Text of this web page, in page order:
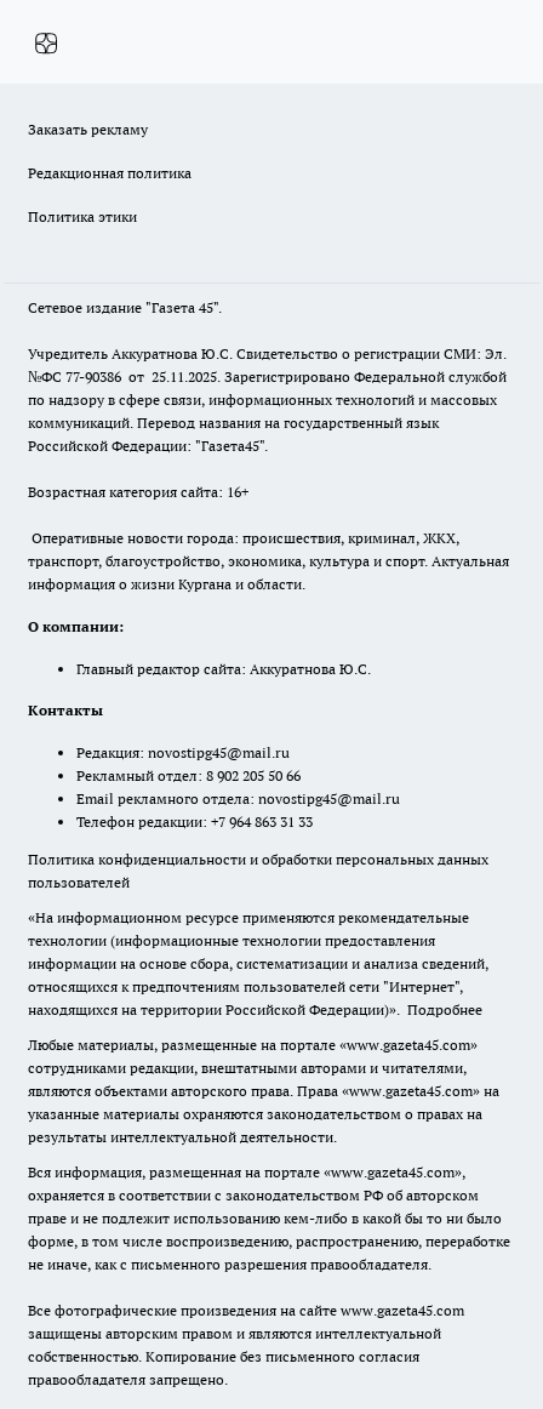
Заказать рекламу
Редакционная политика
Политика этики
Сетевое издание "Газета 45".
Учредитель Аккуратнова Ю.С. Свидетельство о регистрации СМИ: Эл.
№ФС 77-90386 от 25.11.2025. Зарегистрировано Федеральной службой
по надзору в сфере связи, информационных технологий и массовых
коммуникаций. Перевод названия на государственный язык
Российской Федерации: "Газета45".
Возрастная категория сайта: 16+
Оперативные новости города: происшествия, криминал, ЖКХ,
транспорт, благоустройство, экономика, культура и спорт. Актуальная
информация о жизни Кургана и области.
О компании:
Главный редактор сайта: Аккуратнова Ю.С.
Контакты
Редакция: novostipg45@mail.ru
Рекламный отдел: 8 902 205 50 66
Email рекламного отдела: novostipg45@mail.ru
Телефон редакции: +7 964 863 31 33
Политика конфиденциальности и обработки персональных данных
пользователей
«На информационном ресурсе применяются рекомендательные
технологии (информационные технологии предоставления
информации на основе сбора, систематизации и анализа сведений,
относящихся к предпочтениям пользователей сети "Интернет",
находящихся на территории Российской Федерации)». Подробнее
Любые материалы, размещенные на портале «www.gazeta45.com»
сотрудниками редакции, внештатными авторами и читателями,
являются объектами авторского права. Права «www.gazeta45.com» на
указанные материалы охраняются законодательством о правах на
результаты интеллектуальной деятельности.
Вся информация, размещенная на портале «www.gazeta45.com»,
охраняется в соответствии с законодательством РФ об авторском
праве и не подлежит использованию кем-либо в какой бы то ни было
форме, в том числе воспроизведению, распространению, переработке
не иначе, как с письменного разрешения правообладателя.
Все фотографические произведения на сайте www.gazeta45.com
защищены авторским правом и являются интеллектуальной
собственностью. Копирование без письменного согласия
правообладателя запрещено.